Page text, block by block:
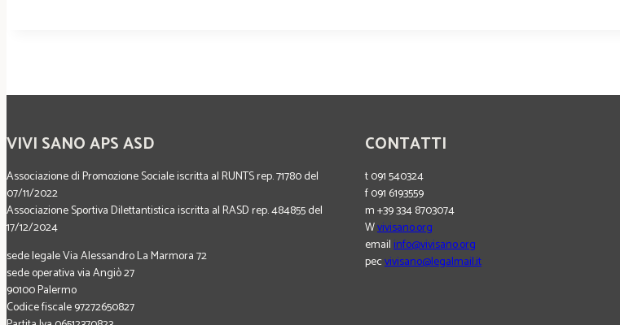
VIVI SANO APS ASD
Associazione di Promozione Sociale iscritta al RUNTS rep. 71780 del
07/11/2022
Associazione Sportiva Dilettantistica iscritta al RASD rep. 484855 del
17/12/2024
sede legale Via Alessandro La Marmora 72
sede operativa via Angiò 27
90100 Palermo
Codice fiscale 97272650827
CONTATTI
t 091 540324
f 091 6193559
m +39 334 8703074
Wvivisano.org
emailinfo@vivisano.org
pecvivisano@legalmail.it